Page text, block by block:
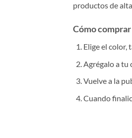
productos de
Cómo
Elige el color,
Agrégalo a tu
Vuelve a la
Cuando